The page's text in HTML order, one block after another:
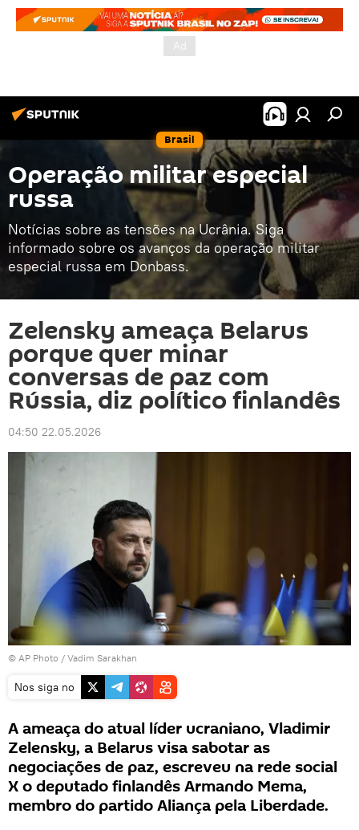
Brasil
Operação militar especial
russa
Notícias sobre as tensões na Ucrânia. Siga
informado sobre os avanços da operação militar
especial russa em Donbass.
Zelensky ameaça Belarus
porque quer minar
conversas de paz com
Rússia, diz político finlandês
04:50 22.05.2026
© AP Photo / Vadim Sarakhan
Nos siga no
A ameaça do atual líder ucraniano, Vladimir
Zelensky, a Belarus visa sabotar as
negociações de paz, escreveu na rede social
X o deputado finlandês Armando Mema,
membro do partido Aliança pela Liberdade.